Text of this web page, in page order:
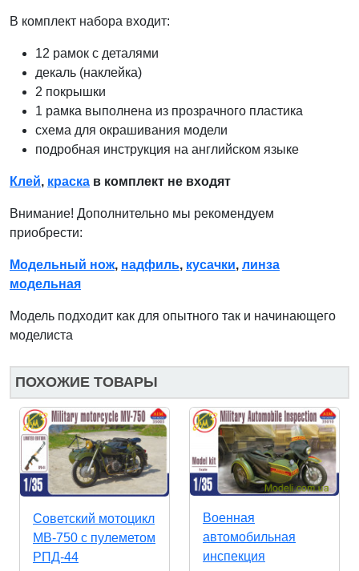
В комплект набора входит:
12 рамок с деталями
декаль (наклейка)
2 покрышки
1 рамка выполнена из прозрачного пластика
схема для окрашивания модели
подробная инструкция на английском языке
Клей, краска в комплект не входят
Внимание! Дополнительно мы рекомендуем
приобрести:
Модельный нож, надфиль, кусачки, линза
модельная
Модель подходит как для опытного так и начинающего
моделиста
ПОХОЖИЕ ТОВАРЫ
Советский мотоцикл
МВ-750 с пулеметом
РПД-44
Военная
автомобильная
инспекция